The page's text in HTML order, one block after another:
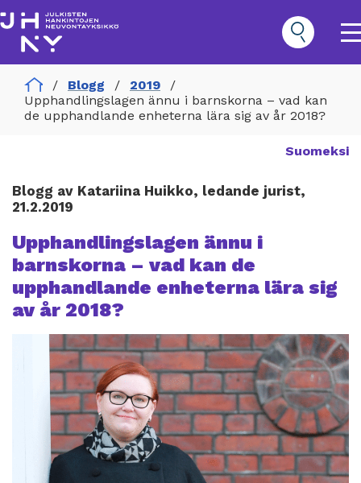
till
huvudinnehåll
Hankinnat
Päävalikko
Home Blogg
2019
Upphandlingslagen ännu i barnskorna – vad kan
de upphandlande enheterna lära sig av år 2018?
Suomeksi
Blogg av Katariina Huikko, ledande jurist,
21.2.2019
Upphandlingslagen ännu i
barnskorna – vad kan de
upphandlande enheterna lära sig
av år 2018?